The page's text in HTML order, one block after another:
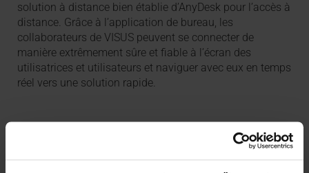
solution à distance bien établie d’AnyDesk pour l’accès à
distance. Grâce à l’application de bureau, les
collaborateurs de VISUS peuvent se connecter de
manière extrêmement sûre et fiable à l’écran des
utilisatrices et utilisateurs et naviguer avec eux en temps
réel vers une solution rapide.